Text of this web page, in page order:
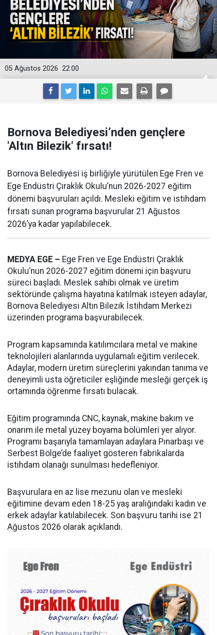
22:00
05 Ağustos 2026
Bornova Belediyesi’nden gençlere
'Altın Bilezik' fırsatı!
Bornova Belediyesi iş birliğiyle yürütülen Ege Fren ve
Ege Endüstri Çıraklık Okulu’nun 2026-2027 eğitim
dönemi başvuruları açıldı. Mesleki eğitim ve istihdam
fırsatı sunan programa başvurular 21 Ağustos
2026’ya kadar yapılabilecek.
MEDYA EGE – Ege Fren ve Ege Endüstri Çıraklık
Okulu’nun 2026-2027 eğitim dönemi için başvuru
süreci başladı. Meslek sahibi olmak ve üretim
sektöründe çalışma hayatına katılmak isteyen adaylar,
Bornova Belediyesi Altın Bilezik İstihdam Merkezi
üzerinden programa başvurabilecek.
Program kapsamında katılımcılara metal ve makine
teknolojileri alanlarında uygulamalı eğitim verilecek.
Adaylar, modern üretim süreçlerini yakından tanıma ve
deneyimli usta öğreticiler eşliğinde mesleği gerçek iş
ortamında öğrenme fırsatı bulacak.
Eğitim programında CNC, kaynak, makine bakım ve
onarım ile metal yüzey boyama bölümleri yer alıyor.
Programı başarıyla tamamlayan adaylara Pınarbaşı ve
Serbest Bölge’de faaliyet gösteren fabrikalarda
istihdam olanağı sunulması hedefleniyor.
Başvurulara en az lise mezunu olan ve mesleki
eğitimine devam eden 18-25 yaş aralığındaki kadın ve
erkek adaylar katılabilecek. Son başvuru tarihi ise 21
Ağustos 2026 olarak açıklandı.